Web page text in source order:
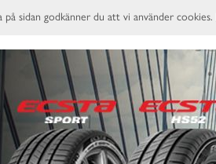
sidan godkänner du att vi använder cookies.